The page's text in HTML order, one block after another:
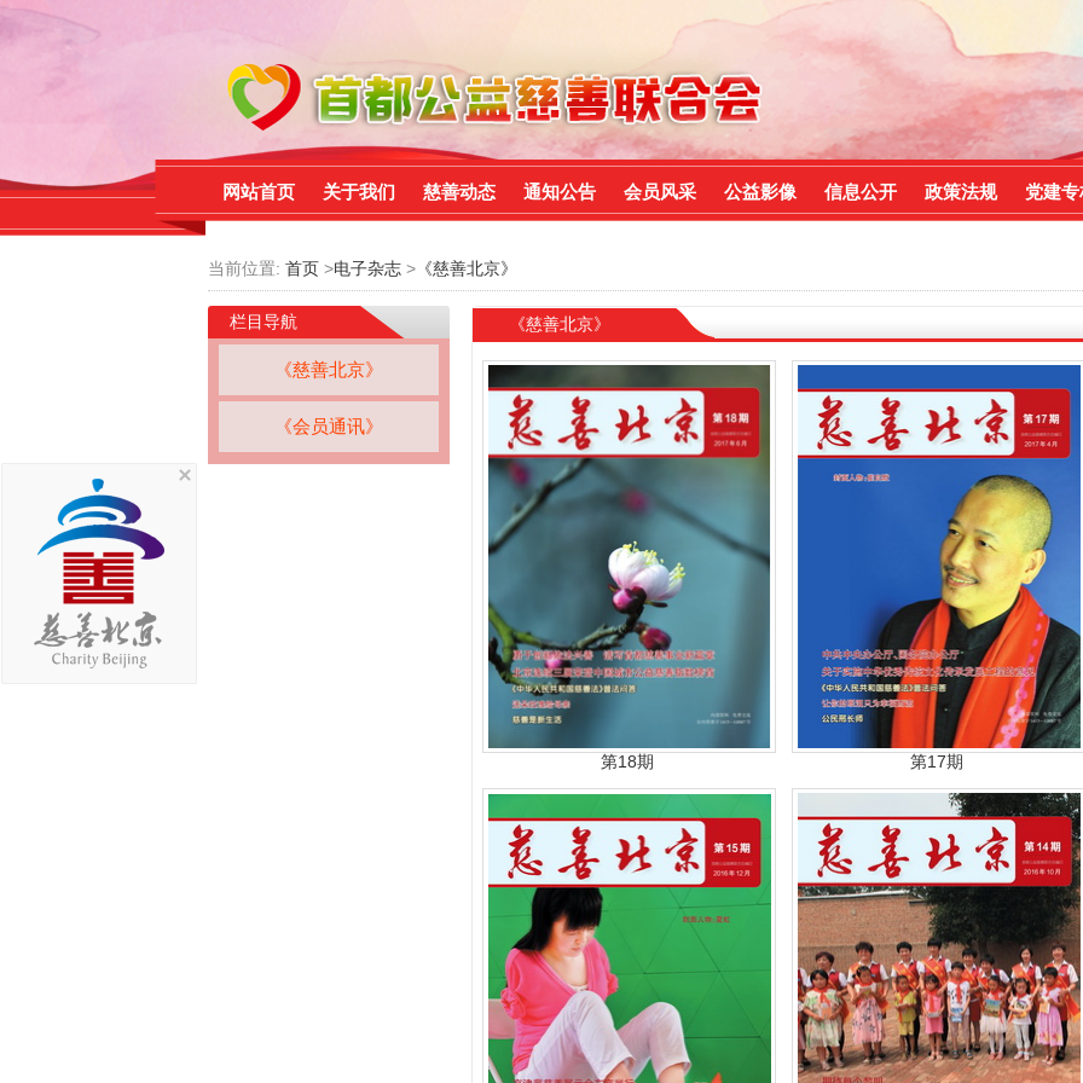
网站首页 关于我们 慈善动态 通知公告 会员风采 公益影像 信息公开 政策法规 党建专
当前位置: 首页 >电子杂志 > 《慈善北京》
栏目导航
《慈善北京》
《会员通讯》
《慈善北京》
第18期 第17期